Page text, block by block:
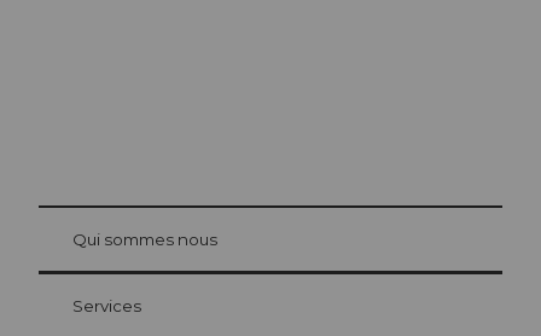
Carte d’hôte Lucerne
Vos avantages en tant qu'hôte pour la nuit
at Bre
Qui sommes nous
Services